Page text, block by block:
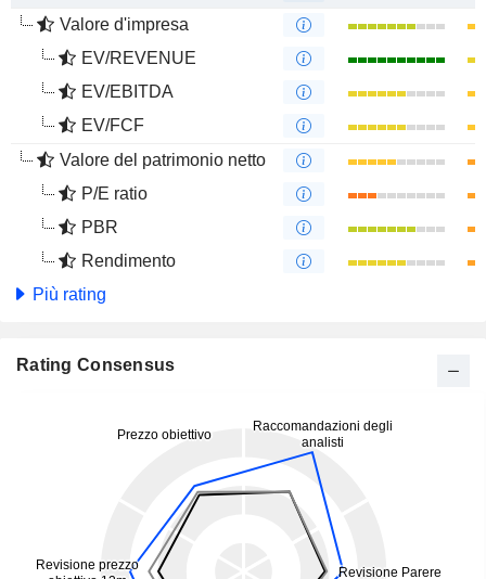
Valore d'impresa
EV/REVENUE
EV/EBITDA
EV/FCF
Valore del patrimonio netto
P/E ratio
PBR
Rendimento
Più rating
Rating Consensus